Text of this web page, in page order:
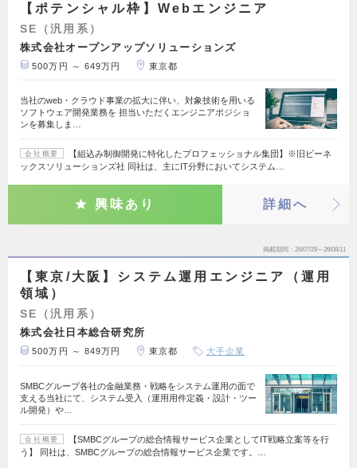
【ポテンシャル枠】Webエンジニア
SE（汎用系）
株式会社オープンアップソリューションズ
500万円 ～ 649万円 東京都
当社のweb・クラウド事業の拡大に伴い、対象技術を用いる
ソフトウェア開発業務を 担当いただくエンジニアポジショ
ンを募集しま…
会社概要
【組込み制御開発に特化したプロフェッショナル集団】※旧ビーネ
ックスソリューションズ社 同社は、主にIT分野においてシステム…
興味あり 詳細へ
掲載期間 26/07/29～26/08/11
【東京/大阪】システム運用エンジニア（運用
領域）
SE（汎用系）
株式会社日本総合研究所
500万円 ～ 849万円 東京都 大手企業
SMBCグループ各社の金融業務・戦略をシステム運用の面で
支える当社にて、システム受入（運用用件定義・設計・ツー
ル開発）や…
会社概要
【SMBCグループの総合情報サービス企業としてIT戦略立案等を行
う】 同社は、SMBCグループの総合情報サービス企業です。…